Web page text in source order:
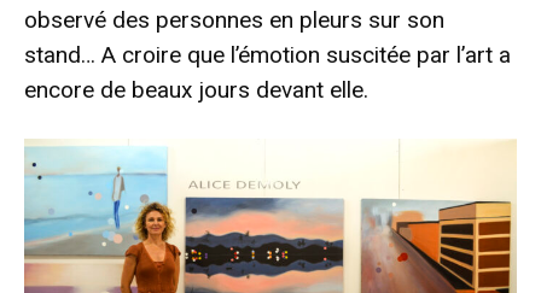
observé des personnes en pleurs sur son
stand… A croire que l’émotion suscitée par l’art a
encore de beaux jours devant elle.